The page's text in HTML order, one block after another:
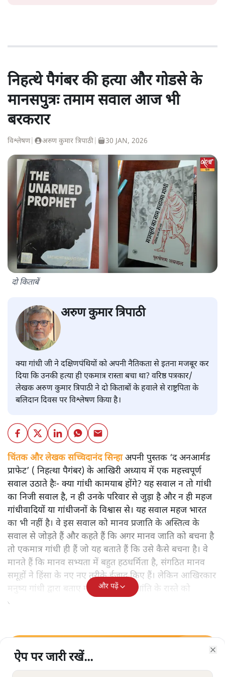
निहत्थे पैगंबर की हत्या और गोडसे के
मानसपुत्रः तमाम सवाल आज भी
बरकरार
विश्लेषण| अरुण कुमार त्रिपाठी 30 JAN, 2026
दो किताबें
अरुण कुमार त्रिपाठी
क्या गांधी जी ने दक्षिणपंथियों को अपनी नैतिकता से इतना मजबूर कर
दिया कि उनकी हत्या ही एकमात्र रास्ता बचा था? वरिष्ठ पत्रकार/
लेखक अरुण कुमार त्रिपाठी ने दो किताबों के हवाले से राष्ट्रपिता के
बलिदान दिवस पर विश्लेषण किया है।
चिंतक और लेखक सच्चिदानंद सिन्हाअपनी पुस्तक ‘द अनआर्मड
प्राफेट’ ( निहत्था पैगंबर) के आखिरी अध्याय में एक महत्त्वपूर्ण
सवाल उठाते हैः- क्या गांधी कामयाब होंगे? यह सवाल न तो गांधी
का निजी सवाल है, न ही उनके परिवार से जुड़ा है और न ही महज
गांधीवादियों या गांधीजनों के विश्वास से। यह सवाल महज भारत
का भी नहीं है। वे इस सवाल को मानव प्रजाति के अस्तित्व के
सवाल से जोड़ते हैं और कहते हैं कि अगर मानव जाति को बचना है
तो एकमात्र गांधी ही हैं जो यह बताते हैं कि उसे कैसे बचना है। वे
मानते हैं कि मानव सभ्यता में बहुत हठधर्मिता है, संगठित मानव
समूहों ने हिंसा के नए नए तरीके ईजाद किए हैं। लेकिन आखिरकार
मनुष्य गांधी द्वारा बताए गए अहिंसा और शांति के रास्ते को
अपनाएगा।
और पढ़ें
सत्य हिन्दी ऐपडाउनलोड
ऐप पर जारी रखें...
ऐप पर जारी रखें...
ऐप पर जारी रखें...
ऐप पर जारी रखें...
ऐप पर जारी रखें...
ऐप पर जारी रखें...